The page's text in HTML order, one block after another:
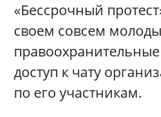
«Бессрочный
своем совсем
доступ к чату
по его участникам.